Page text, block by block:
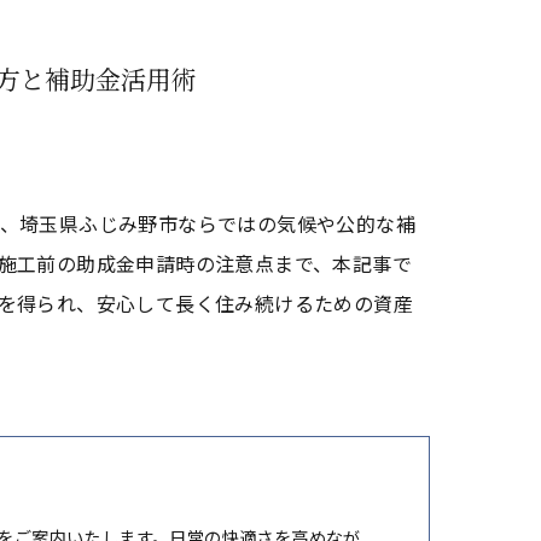
と補助金活用術
埼玉県ふじみ野市ならではの気候や公的な補
工前の助成金申請時の注意点まで、本記事で
得られ、安心して長く住み続けるための資産